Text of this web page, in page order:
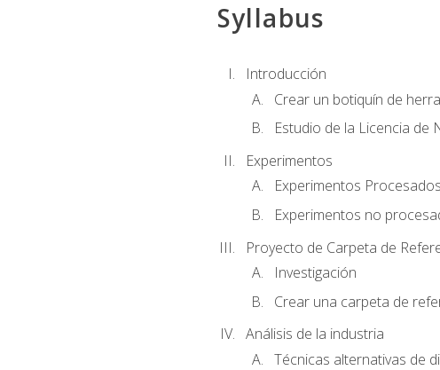
Syllabus
Introducción
Crear un botiquín de
Estudio de la Licencia de
Experimentos
Experimentos Procesados
Experimentos no
Proyecto de Carpeta de
Investigación
Crear una carpeta de
Análisis de la industria
Técnicas alternativas de